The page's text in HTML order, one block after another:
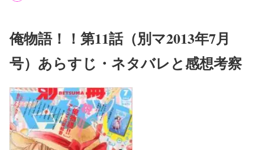
俺物語！！第11話（別マ2013年7月
号）あらすじ・ネタバレと感想考察